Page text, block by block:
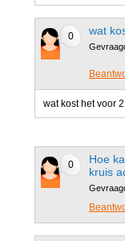
0 wat
wat kost het voor
0
Hoe
kruis